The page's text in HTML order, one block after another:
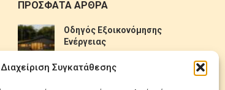
Διαχείριση Συγκατάθεσης
ΠΡΟΣΦΑΤΑ ΑΡΘΡΑ
Οδηγός Εξοικονόμησης
Ενέργειας